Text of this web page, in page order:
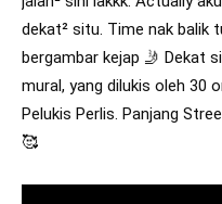
dekat² situ. Time nak balik
bergambar kejap 🤳 Dekat
mural, yang dilukis oleh 30
Pelukis Perlis. Panjang
🥰